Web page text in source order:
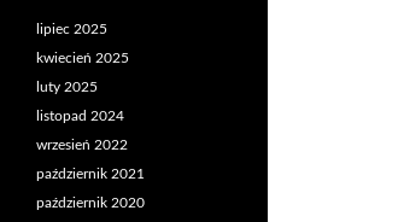
lipiec 2025
kwiecień 2025
luty 2025
listopad 2024
wrzesień 2022
październik 2021
październik 2020